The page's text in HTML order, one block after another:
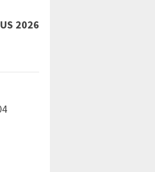
2026